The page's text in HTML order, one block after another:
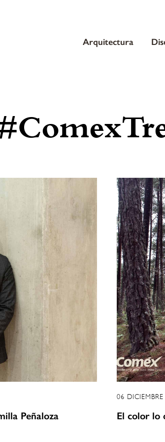
Arquitectura
Peñaloza
06
El color lo